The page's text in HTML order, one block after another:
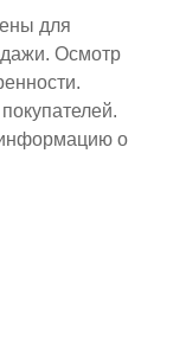
для
Осмотр
о